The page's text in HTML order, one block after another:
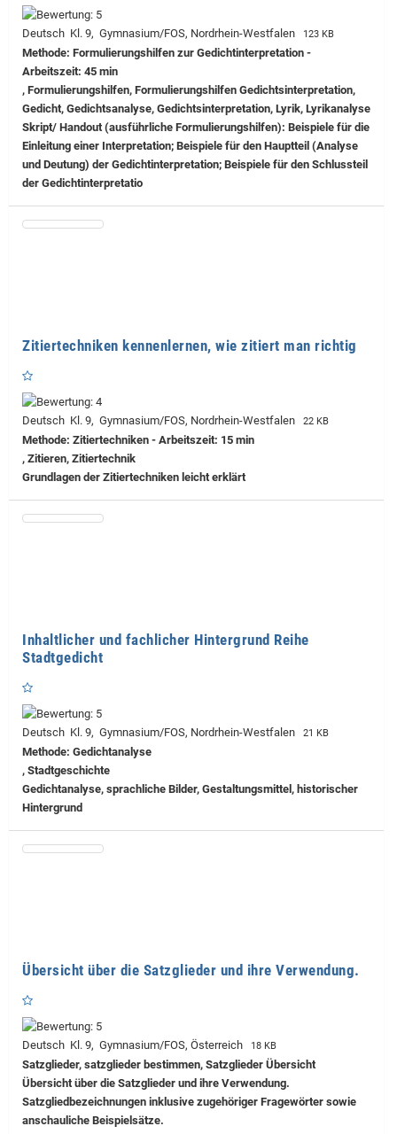
Deutsch Kl. 9, Gymnasium/FOS, Nordrhein-Westfalen 123 KB
Methode: Formulierungshilfen zur Gedichtinterpretation -
Arbeitszeit: 45 min
, Formulierungshilfen, Formulierungshilfen Gedichtsinterpretation,
Gedicht, Gedichtsanalyse, Gedichtsinterpretation, Lyrik, Lyrikanalyse
Skript/ Handout (ausführliche Formulierungshilfen): Beispiele für die
Einleitung einer Interpretation; Beispiele für den Hauptteil (Analyse
und Deutung) der Gedichtinterpretation; Beispiele für den Schlussteil
der Gedichtinterpretatio
Zitiertechniken kennenlernen, wie zitiert man richtig
Deutsch Kl. 9, Gymnasium/FOS, Nordrhein-Westfalen 22 KB
Methode: Zitiertechniken - Arbeitszeit: 15 min
, Zitieren, Zitiertechnik
Grundlagen der Zitiertechniken leicht erklärt
Inhaltlicher und fachlicher Hintergrund Reihe
Stadtgedicht
Deutsch Kl. 9, Gymnasium/FOS, Nordrhein-Westfalen 21 KB
Methode: Gedichtanalyse
, Stadtgeschichte
Gedichtanalyse, sprachliche Bilder, Gestaltungsmittel, historischer
Hintergrund
Übersicht über die Satzglieder und ihre Verwendung.
Deutsch Kl. 9, Gymnasium/FOS, Österreich 18 KB
Satzglieder, satzglieder bestimmen, Satzglieder Übersicht
Übersicht über die Satzglieder und ihre Verwendung.
Satzgliedbezeichnungen inklusive zugehöriger Fragewörter sowie
anschauliche Beispielsätze.